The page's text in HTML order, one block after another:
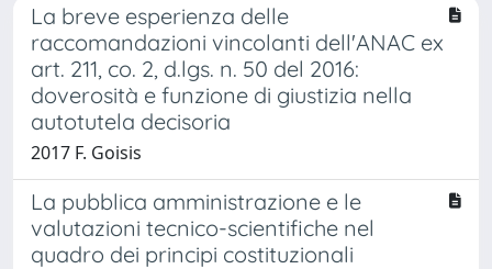
La breve esperienza delle
raccomandazioni vincolanti dell'ANAC ex
art. 211, co. 2, d.lgs. n. 50 del 2016:
doverosità e funzione di giustizia nella
autotutela decisoria
2017 F. Goisis
La pubblica amministrazione e le
valutazioni tecnico-scientifiche nel
quadro dei principi costituzionali